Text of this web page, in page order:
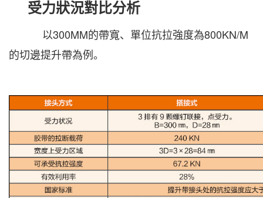
受力狀況對比分析
以300MM的帶寬、單位抗拉強度為800KN/M
的切邊提升帶為例。